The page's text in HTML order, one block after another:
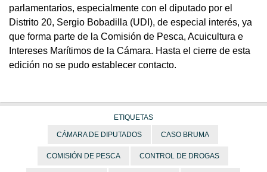
parlamentarios, especialmente con el diputado por el
Distrito 20, Sergio Bobadilla (UDI), de especial interés, ya
que forma parte de la Comisión de Pesca, Acuicultura e
Intereses Marítimos de la Cámara. Hasta el cierre de esta
edición no se pudo establecer contacto.
ETIQUETAS
CÁMARA DE DIPUTADOS CASO BRUMA
COMISIÓN DE PESCA CONTROL DE DROGAS